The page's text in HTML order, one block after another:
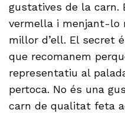
gustatives de la carn.
vermella i menjant-lo
millor d’ell. El secret
que recomanem
representatiu al
pertoca. No és una
carn de qualitat feta